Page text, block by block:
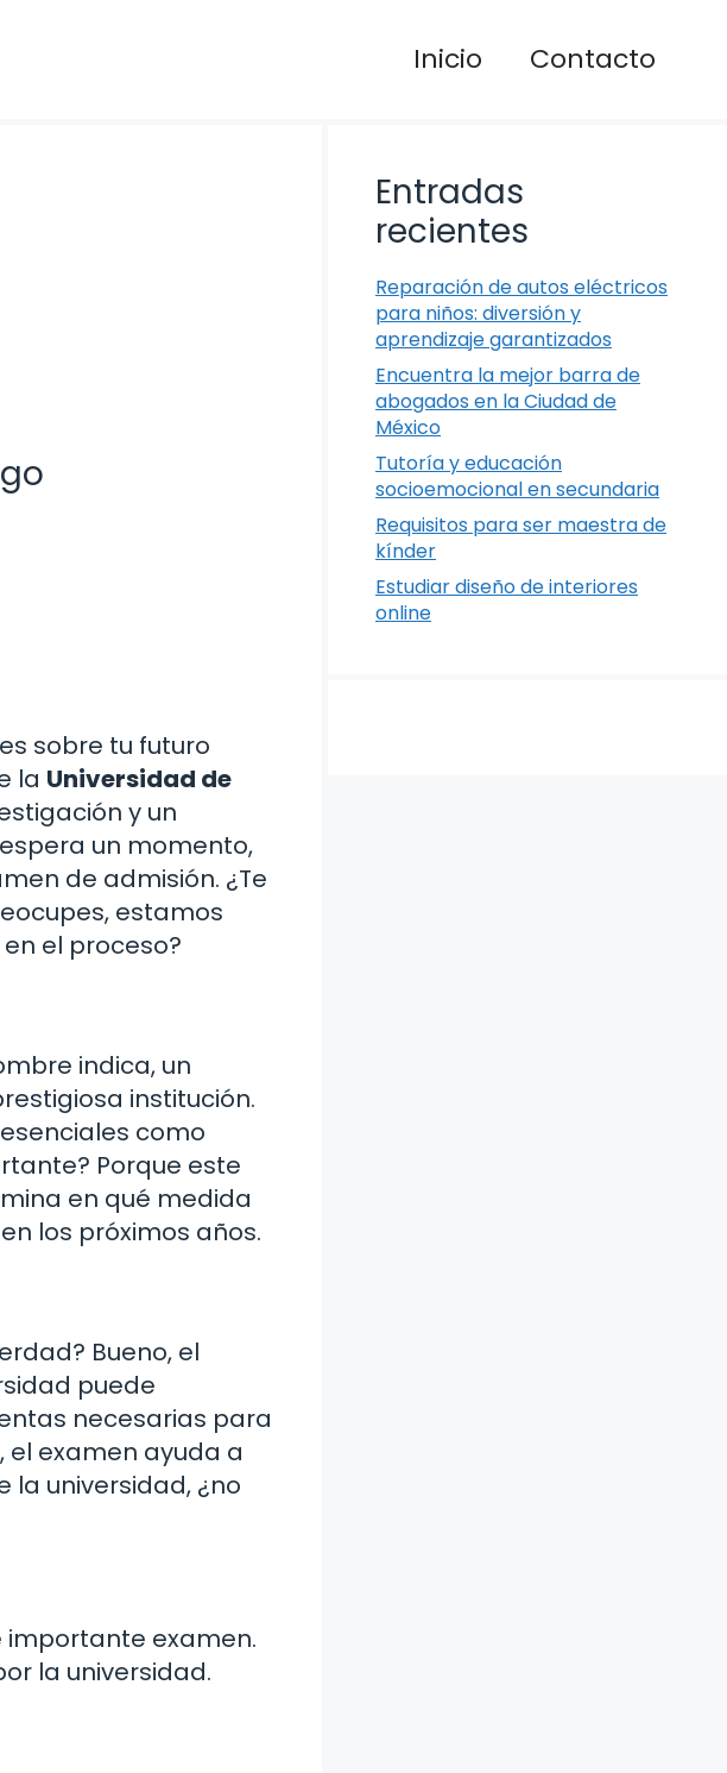
Inicio Contacto
sobre tu futuro
la Universidad de
y un
un momento,
de admisión. ¿Te
estamos
el proceso?
indica, un
institución.
como
Porque este
en qué medida
los próximos años.
Bueno, el
puede
necesarias para
examen ayuda a
universidad, ¿no
examen.
la universidad.
Entradas
recientes
Reparación de autos eléctricos
para niños: diversión y
aprendizaje garantizados
Encuentra la mejor barra de
abogados en la Ciudad de
México
Tutoría y educación
socioemocional en secundaria
Requisitos para ser maestra de
kínder
Estudiar diseño de interiores
online